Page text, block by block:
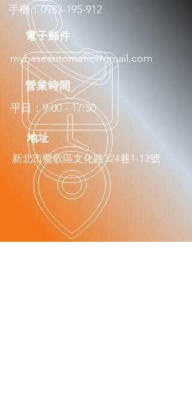
手機：0983-195-912
​電子郵件
mybaseautomatic@gmail.com
​營業時間
平日：9:00 - 17:30
​地址
新北市鶯歌區文化路324巷1-13號